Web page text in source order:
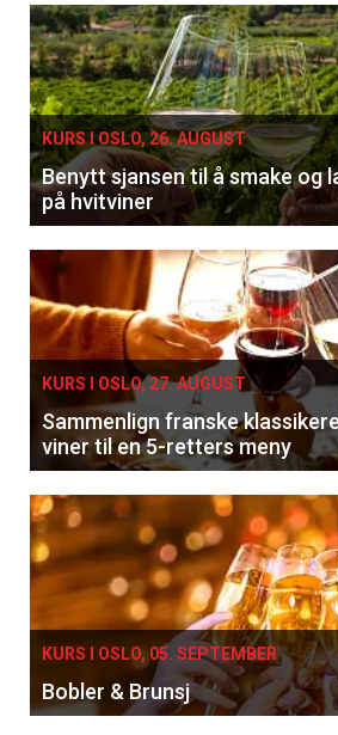
KURS I OSLO, 26. AUGUST
Benytt sjansen til å smake og
på hvitviner
KURS I OSLO, 27. AUGUST
Sammenlign franske
viner til en 5-retters meny
KURS I OSLO, 05. SEPTEMBER
Bobler & Brunsj